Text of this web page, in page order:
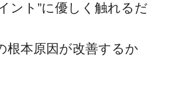
ント”に優しく触れるだ
根本原因が改善するか